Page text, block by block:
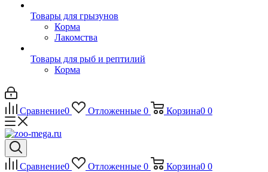
Товары для грызунов
Корма
Лакомства
Товары для рыб и рептилий
Корма
Сравнение0 Отложенные 0 Корзина0 0
Сравнение0 Отложенные 0 Корзина0 0